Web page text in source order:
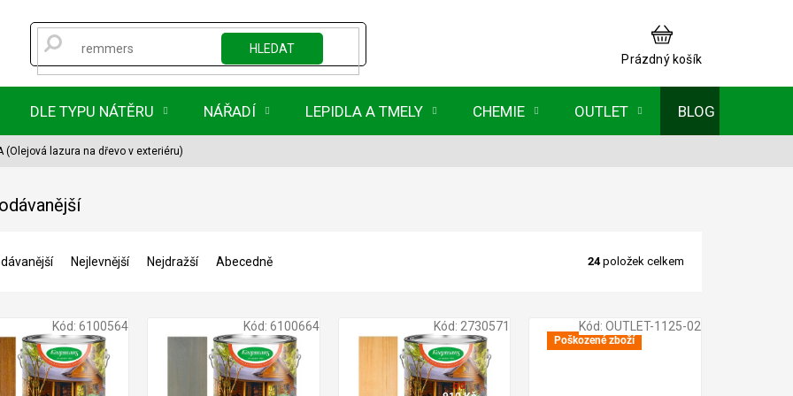
HLEDAT
NÁKUPNÍ
KOŠÍK
Prázdný košík
DLE TYPU NÁTĚRU NÁŘADÍ LEPIDLA A TMELY CHEMIE OUTLET BLOG
(Olejová lazura na dřevo v exteriéru)
Nejlevnější Nejdražší Abecedně 24položek celkem
Kód: 6100564 Kód: 6100664
od
Kód: 2730571
Poškozené zboží
Kód: OUTLET-1125-02